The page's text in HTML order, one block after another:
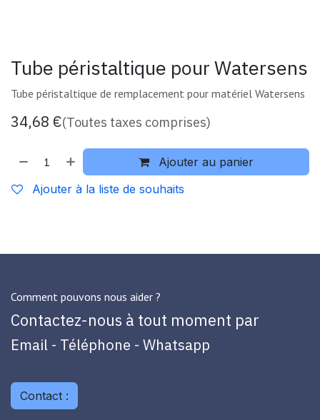
Tube péristaltique pour Watersens
Tube péristaltique de remplacement pour matériel Watersens
34,68 €(Toutes taxes comprises)
Ajouter au panier
Ajouter à la liste de souhaits
Comment pouvons nous aider ?
Contactez-nous à tout moment par
Email - Téléphone - Whatsapp
Contact :